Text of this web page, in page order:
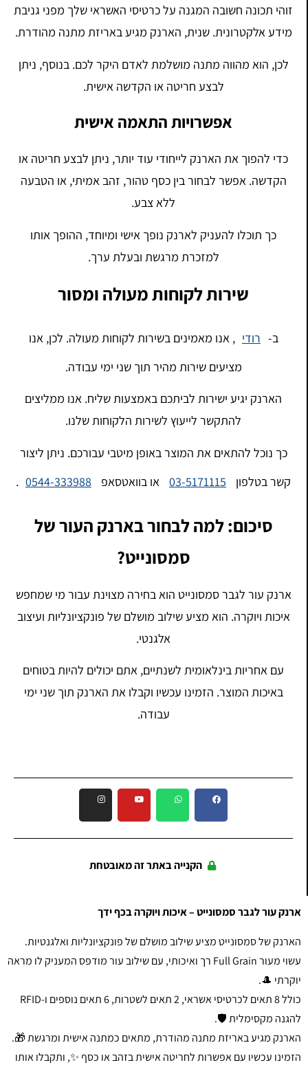
זוהי תכונה חשובה המגנה על כרטיסי האשראי שלך מפני גניבת
מידע אלקטרונית. שנית, הארנק מגיע באריזת מתנה מהודרת.
לכן, הוא מהווה מתנה מושלמת לאדם היקר לכם. בנוסף, ניתן
לבצע חריטה או הקדשה אישית.
אפשרויות התאמה אישית
כדי להפוך את הארנק לייחודי עוד יותר, ניתן לבצע חריטה או
הקדשה. אפשר לבחור בין כסף טהור, זהב אמיתי, או הטבעה
ללא צבע.
כך תוכלו להעניק לארנק נופך אישי ומיוחד, ההופך אותו
למזכרת מרגשת ובעלת ערך.
שירות לקוחות מעולה ומסור
ב- רודי
, אנו מאמינים בשירות לקוחות מעולה. לכן, אנו
מציעים שירות מהיר תוך שני ימי עבודה.
הארנק יגיע ישירות לביתכם באמצעות שליח. אנו ממליצים
להתקשר לייעוץ לשירות הלקוחות שלנו.
כך נוכל להתאים את המוצר באופן מיטבי עבורכם. ניתן ליצור
קשר בטלפון
03-5171115 או בוואטסאפ 0544-333988
סיכום: למה לבחור בארנק העור של
סמסונייט?
ארנק עור לגבר סמסונייט הוא בחירה מצוינת עבור מי שמחפש
איכות ויוקרה. הוא מציע שילוב מושלם של פונקציונליות ועיצוב
אלגנטי.
עם אחריות בינלאומית לשנתיים, אתם יכולים להיות בטוחים
באיכות המוצר. הזמינו עכשיו וקבלו את הארנק תוך שני ימי
עבודה.
הקנייה באתר זה מאובטחת
ארנק עור לגבר סמסונייט – איכות ויוקרה בכף ידך
הארנק של סמסונייט מציע שילוב מושלם של פונקציונליות ואלגנטיות.
עשוי מעור Full Grain רך ואיכותי, עם שילוב עור מודפס המעניק לו מראה
יוקרתי 🎩.
כולל 8 תאים לכרטיסי אשראי, 2 תאים לשטרות, 6 תאים נוספים ו-RFID
להגנה מקסימלית 🛡️.
הארנק מגיע באריזת מתנה מהודרת, מתאים כמתנה אישית ומרגשת 🎁.
הזמינו עכשיו עם אפשרות לחריטה אישית בזהב או כסף ✨, ותקבלו אותו